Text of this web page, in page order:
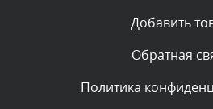
Текст комментария будет виден
администратором.
Комментарий
Добавить
Обратная
Политика